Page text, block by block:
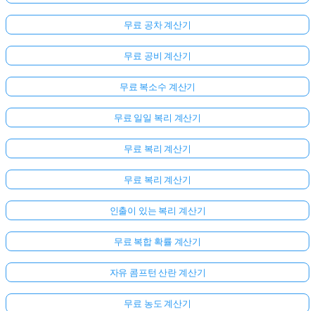
기
서
로
그
무료 공차 계산기
무료 공비 계산기
무료 복소수 계산기
무료 일일 복리 계산기
무료 복리 계산기
무료 복리 계산기
인출이 있는 복리 계산기
무료 복합 확률 계산기
자유 콤프턴 산란 계산기
무료 농도 계산기